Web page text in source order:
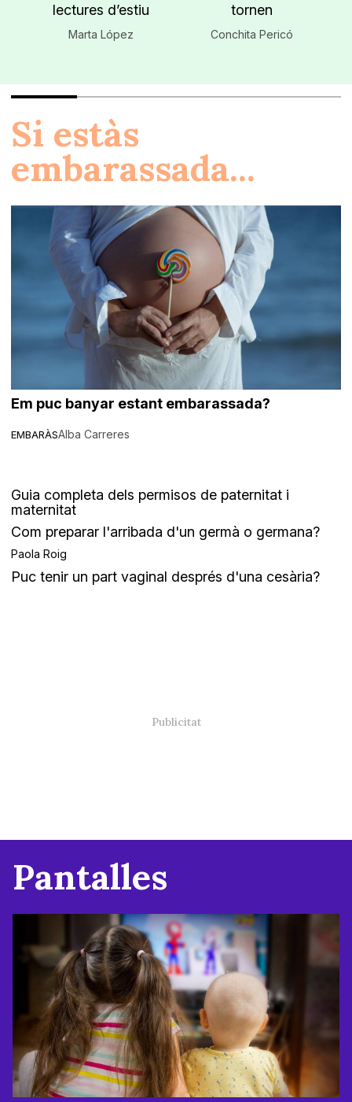
lectures d’estiu
Marta López
tornen
Conchita Pericó
Si estàs
embarassada...
EMBARÀS
Em puc banyar estant embarassada?
Alba Carreres
Guia completa dels permisos de paternitat i
maternitat
Com preparar l'arribada d'un germà o germana?
Paola Roig
Puc tenir un part vaginal després d'una cesària?
Pantalles